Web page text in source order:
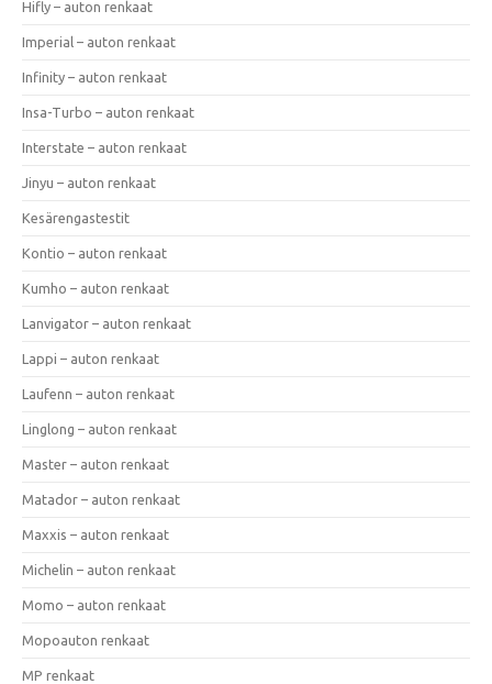
Hifly – auton renkaat
Imperial – auton renkaat
Infinity – auton renkaat
Insa-Turbo – auton renkaat
Interstate – auton renkaat
Jinyu – auton renkaat
Kesärengastestit
Kontio – auton renkaat
Kumho – auton renkaat
Lanvigator – auton renkaat
Lappi – auton renkaat
Laufenn – auton renkaat
Linglong – auton renkaat
Master – auton renkaat
Matador – auton renkaat
Maxxis – auton renkaat
Michelin – auton renkaat
Momo – auton renkaat
Mopoauton renkaat
MP renkaat